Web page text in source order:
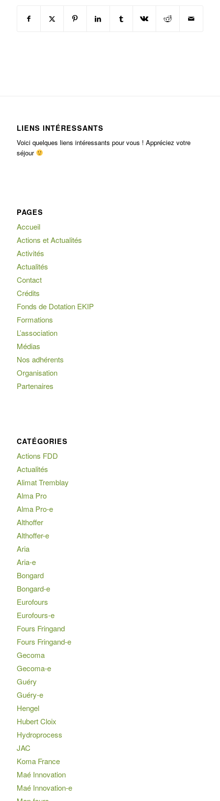
LIENS INTÉRESSANTS
Voici quelques liens intéressants pour vous ! Appréciez votre
séjour
PAGES
Accueil
Actions et Actualités
Activités
Actualités
Contact
Crédits
Fonds de Dotation EKIP
Formations
L’association
Médias
Nos adhérents
Organisation
Partenaires
CATÉGORIES
Actions FDD
Actualités
Alimat Tremblay
Alma Pro
Alma Pro-e
Althoffer
Althoffer-e
Aria
Aria-e
Bongard
Bongard-e
Eurofours
Eurofours-e
Fours Fringand
Fours Fringand-e
Gecoma
Gecoma-e
Guéry
Guéry-e
Hengel
Hubert Cloix
Hydroprocess
JAC
Koma France
Maé Innovation
Maé Innovation-e